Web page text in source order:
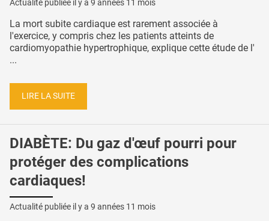
Actualité publiée il y a 9 années 11 mois
La mort subite cardiaque est rarement associée à
l'exercice, y compris chez les patients atteints de
cardiomyopathie hypertrophique, explique cette étude de l'
...
LIRE LA SUITE
DIABÈTE: Du gaz d'œuf pourri pour
protéger des complications
cardiaques!
Actualité publiée il y a 9 années 11 mois